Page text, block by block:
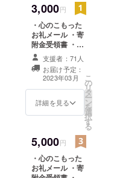
ています。
「私たち
は、悔しい
んです」
この言葉を
胸に、植樹
を通し関
わった方々
に減災や防
考えるきっ
かけを提供
していま
3,000円
・心のこもった
お礼メール ・寄
附金受領書 ・桜
をライトアップ
した際の動画 上
記をお届けいた
します。 ★ライ
トアップした動
画については、3
す。
支援者：71人
お届け予定：
2023年03月
詳細を見る
こ
の
リ
タ
ー
ン
を
選
択
す
る
5,000円
・心のこもった
お礼メール ・寄